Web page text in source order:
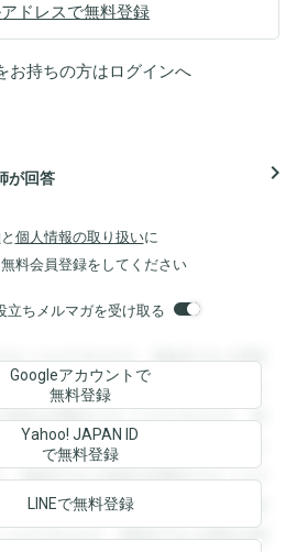
ドレスで無料登録
お持ちの方はログインへ
が回答 navigate_next
と 個人情報の取り扱いに
料会員登録をしてください
立ちメルマガを受け取る
ことができます。登録すると回答
。登録すると回答を閲覧すること
答を閲覧することができます。登
とができます。登録すると回答を
登録すると回答を閲覧することが
を閲覧することができます。登録
ができます。登録すると回答を閲
Googleアカウントで
無料登録
Yahoo! JAPAN ID
で無料登録
LINEで無料登録